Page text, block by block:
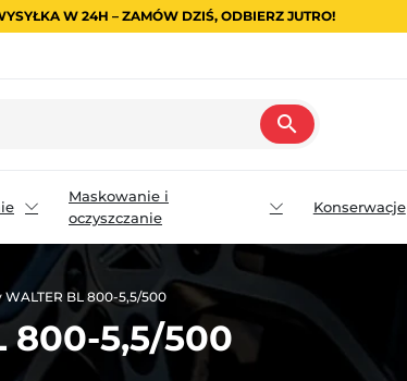
W 24H – ZAMÓW DZIŚ, ODBIERZ JUTRO!
search
Maskowanie i
oczyszczanie
Konserwacje
BL 800-5,5/500
800-5,5/500